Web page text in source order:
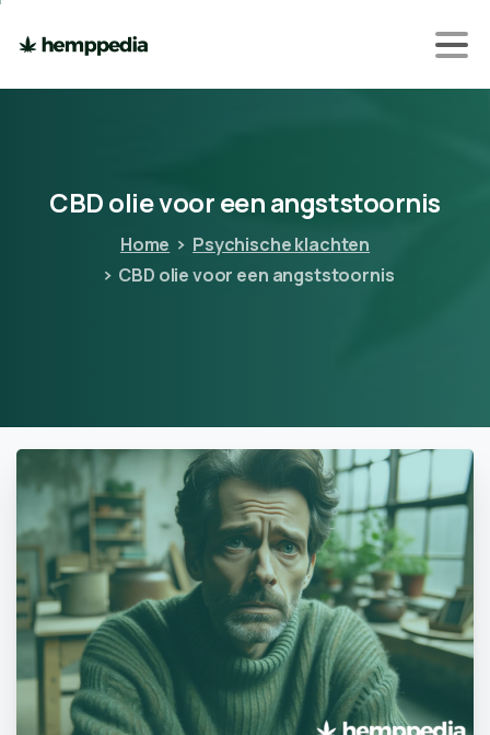
CBDolievooreenangststoornis
Home
Psychische klachten
CBD olie voor een angststoornis